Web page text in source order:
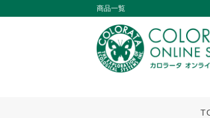
商品一覧